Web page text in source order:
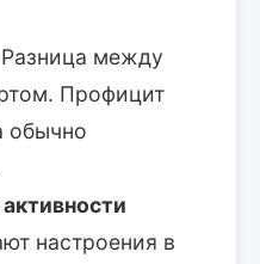
между
Профицит
обычно
настроения в